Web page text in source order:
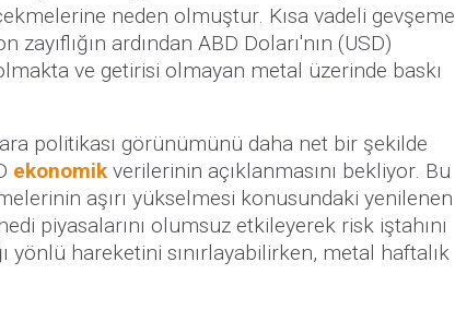
neden olmuştur. Kısa vadeli gevşeme
ardından ABD Doları'nın (USD)
ve getirisi olmayan metal üzerinde baskı
politikası görünümünü daha net bir şekilde
ekonomikverilerinin açıklanmasını bekliyor. Bu
aşırı yükselmesi konusundaki yenilenen
piyasalarını olumsuz etkileyerek risk iştahını
yönlü hareketini sınırlayabilirken, metal haftalık